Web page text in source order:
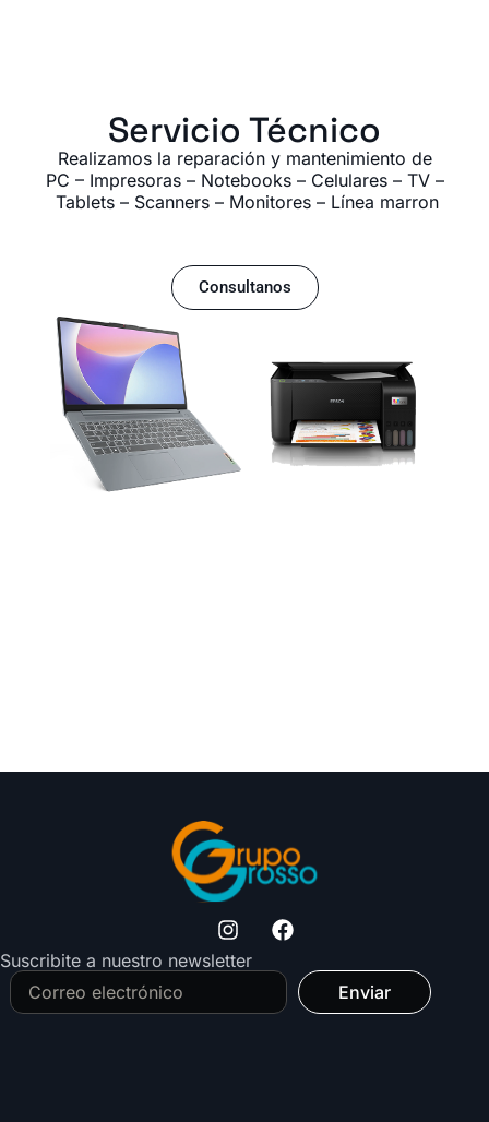
Servicio Técnico
Realizamos la reparación y mantenimiento de
PC – Impresoras – Notebooks – Celulares – TV –
Tablets – Scanners – Monitores – Línea marron
Consultanos
Suscribite a nuestro newsletter
Enviar